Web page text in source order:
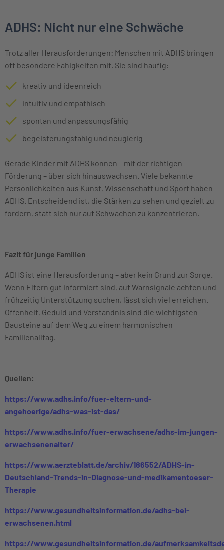
ADHS: Nicht nur eine Schwäche
Trotz aller Herausforderungen: Menschen mit ADHS bringen
oft besondere Fähigkeiten mit. Sie sind häufig:
kreativ und ideenreich
intuitiv und empathisch
spontan und anpassungsfähig
begeisterungsfähig und neugierig
Gerade Kinder mit ADHS können – mit der richtigen
Förderung – über sich hinauswachsen. Viele bekannte
Persönlichkeiten aus Kunst, Wissenschaft und Sport haben
ADHS. Entscheidend ist, die Stärken zu sehen und gezielt zu
fördern, statt sich nur auf Schwächen zu konzentrieren.
Fazit für junge Familien
ADHS ist eine Herausforderung – aber kein Grund zur Sorge.
Wenn Eltern gut informiert sind, auf Warnsignale achten und
frühzeitig Unterstützung suchen, lässt sich viel erreichen.
Offenheit, Geduld und Verständnis sind die wichtigsten
Bausteine auf dem Weg zu einem harmonischen
Familienalltag.
Quellen:
https://www.adhs.info/fuer-eltern-und-
angehoerige/adhs-was-ist-das/
https://www.adhs.info/fuer-erwachsene/adhs-im-jungen-
erwachsenenalter/
https://www.aerzteblatt.de/archiv/186552/ADHS-in-
Deutschland-Trends-in-Diagnose-und-medikamentoeser-
Therapie
https://www.gesundheitsinformation.de/adhs-bei-
erwachsenen.html
https://www.gesundheitsinformation.de/